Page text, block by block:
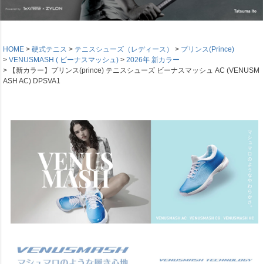
HOME 硬式テニス テニスシューズ（レディース）
プリンス(Prince)
VENUSMASH ( ビーナスマッシュ)
2026年 新カラー
【新カラー】プリンス(prince) テニスシューズ ビーナスマッシュ AC (VENUSM
ASH AC) DPSVA1